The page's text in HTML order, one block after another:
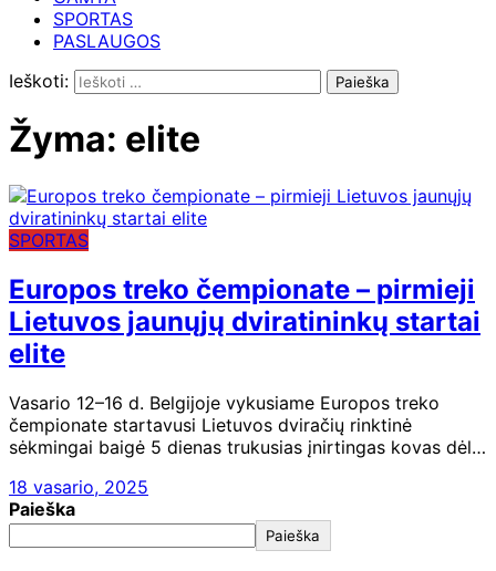
SPORTAS
PASLAUGOS
Ieškoti:
Žyma: elite
SPORTAS
Europos treko čempionate – pirmieji
Lietuvos jaunųjų dviratininkų startai
elite
Vasario 12–16 d. Belgijoje vykusiame Europos treko
čempionate startavusi Lietuvos dviračių rinktinė
sėkmingai baigė 5 dienas trukusias įnirtingas kovas dėl…
18 vasario, 2025
Paieška
Paieška